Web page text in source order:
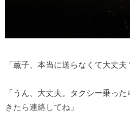
「薫子、本当に送らなくて大丈夫
「うん、大丈夫。タクシー乗っ
きたら連絡してね」